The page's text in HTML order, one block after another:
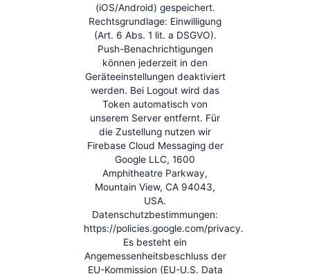
(iOS/Android) gespeichert.
Rechtsgrundlage: Einwilligung
(Art. 6 Abs. 1 lit. a DSGVO).
Push-Benachrichtigungen
können jederzeit in den
Geräteeinstellungen deaktiviert
werden. Bei Logout wird das
Token automatisch von
unserem Server entfernt. Für
die Zustellung nutzen wir
Firebase Cloud Messaging der
Google LLC, 1600
Amphitheatre Parkway,
Mountain View, CA 94043,
USA.
Datenschutzbestimmungen:
https://policies.google.com/privacy.
Es besteht ein
Angemessenheitsbeschluss der
EU-Kommission (EU-U.S. Data